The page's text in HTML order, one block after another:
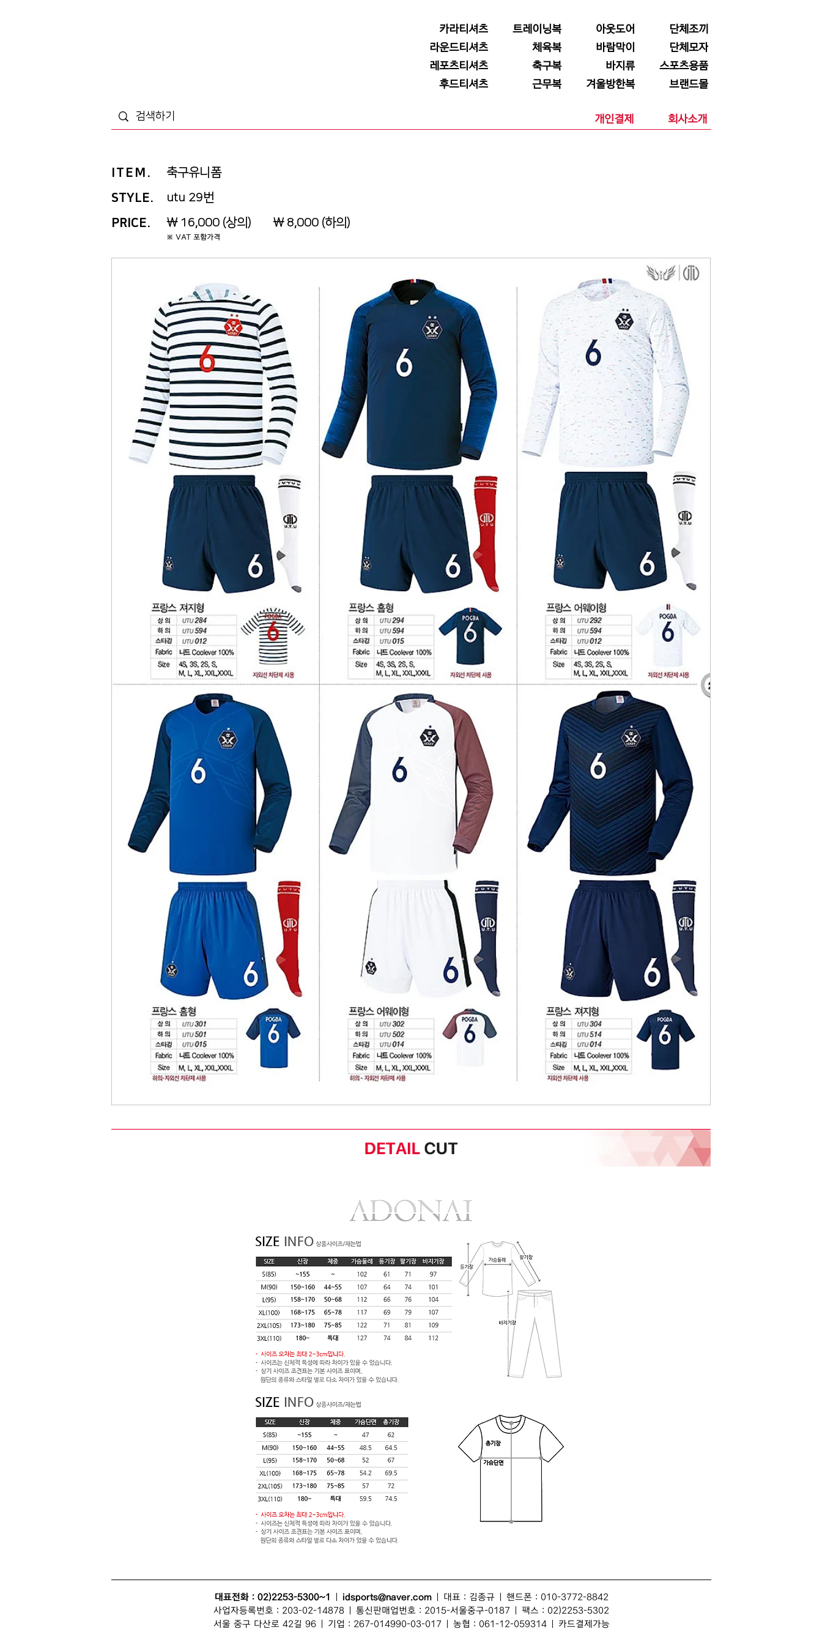
카라티셔츠 트레이닝복 아웃도어
단체조끼
라운드티셔츠
체육복 바람막이
단체모자
레포츠티셔츠
축구복 바지류
스포츠용품
후드티셔츠
근무복 겨울방한복 브랜드몰
개인결제 회사소개
ITEM .
축구유니폼
STYLE.
utu 29번
PRICE.
※ VAT 포함가격
￦ 16,000 (상의) ￦ 8,000 (하의)
대표전화 : 02)2253-5300~1 idsports@naver.com| 대표 : 김종규 | 핸드폰 : 010-3772-8842
사업자등록번호 : 203-02-14878 | 통신판매업번호 : 2015-서울중구-0187 | 팩스 : 02)2253-5302
서울 중구 다산로 42길 96| 기업 : 267-014990-03-017 | 농협 : 061-12-059314 | 카드결제가능